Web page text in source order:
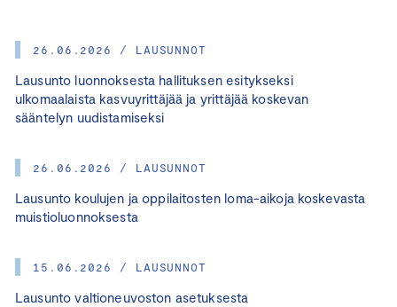
26.06.2026 / LAUSUNNOT
Lausunto luonnoksesta hallituksen esitykseksi
ulkomaalaista kasvuyrittäjää ja yrittäjää koskevan
sääntelyn uudistamiseksi
26.06.2026 / LAUSUNNOT
Lausunto koulujen ja oppilaitosten loma-aikoja koskevasta
muistioluonnoksesta
15.06.2026 / LAUSUNNOT
Lausunto valtioneuvoston asetuksesta